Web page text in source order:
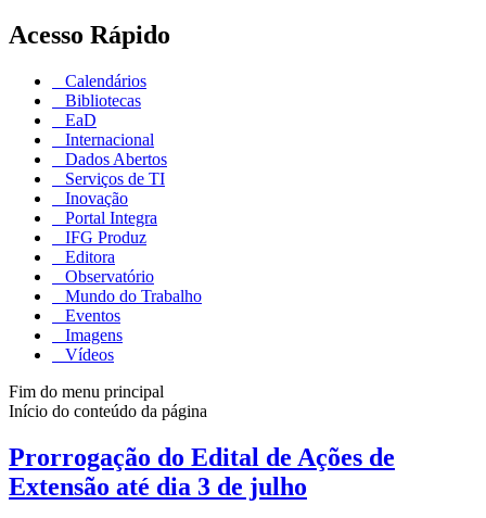
Acesso Rápido
Calendários
Bibliotecas
EaD
Internacional
Dados Abertos
Serviços de TI
Inovação
Portal Integra
IFG Produz
Editora
Observatório
Mundo do Trabalho
Eventos
Imagens
Vídeos
Fim do menu principal
Início do conteúdo da página
Prorrogação do Edital de Ações de
Extensão até dia 3 de julho